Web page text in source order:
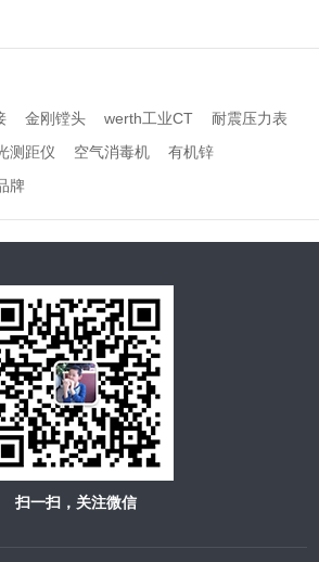
金刚镗头 werth工业CT
耐震压力表
测距仪 空气消毒机
有机锌
牌
扫一扫，关注微信